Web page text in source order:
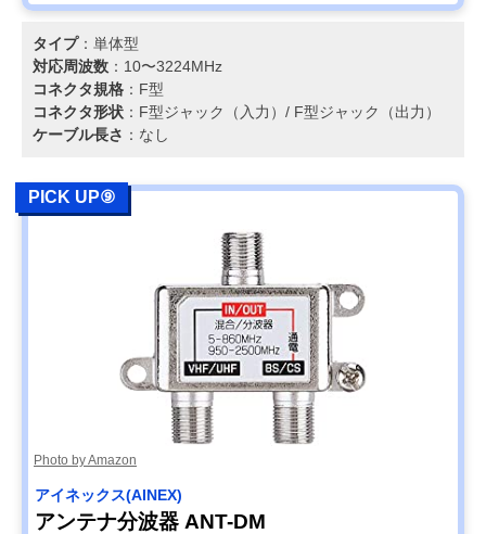
タイプ：単体型
対応周波数 ：10〜3224MHz
コネクタ規格 ：F型
コネクタ形状 ：F型ジャック（入力）/ F型ジャック（出力）
ケーブル長さ ：なし
PICK UP⑨
Photo by Amazon
アイネックス(AINEX)
アンテナ分波器 ANT-DM